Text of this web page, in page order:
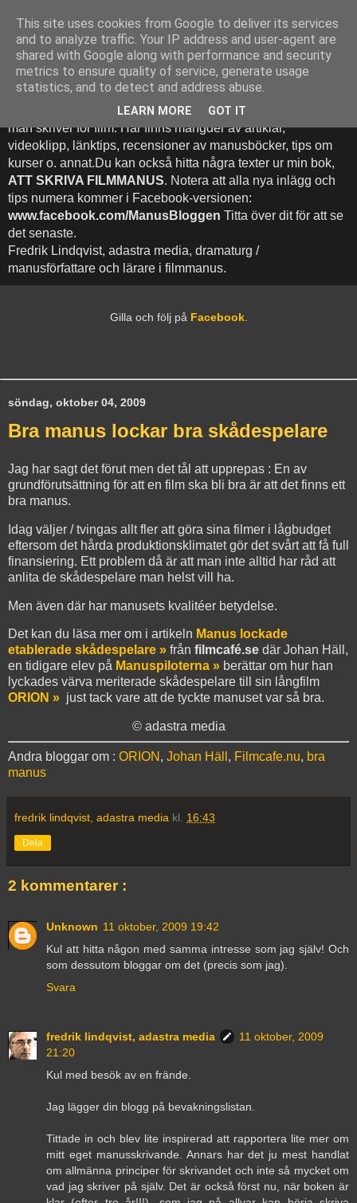
Att Skriva Filmmanus -
Bloggen
Denna blogg inehhåller runt 500 (!) inlägg med fokus på hur
man skriver för film. Här finns mängder av artiklar,
videoklipp, länktips, recensioner av manusböcker, tips om
kurser o. annat.Du kan också hitta några texter ur min bok,
ATT SKRIVA FILMMANUS. Notera att alla nya inlägg och
tips numera kommer i Facebook-versionen:
www.facebook.com/ManusBloggen Titta över dit för att se
det senaste.
Fredrik Lindqvist, adastra media, dramaturg /
manusförfattare och lärare i filmmanus.
Gilla och följ på Facebook.
söndag, oktober 04, 2009
Bra manus lockar bra skådespelare
Jag har sagt det förut men det tål att upprepas : En av
grundförutsättning för att en film ska bli bra är att det finns ett
bra manus.
Idag väljer / tvingas allt fler att göra sina filmer i lågbudget
eftersom det hårda produktionsklimatet gör det svårt att få full
finansiering. Ett problem då är att man inte alltid har råd att
anlita de skådespelare man helst vill ha.
Men även där har manusets kvalitéer betydelse.
Det kan du läsa mer om i artikeln Manus lockade
etablerade skådespelare » från filmcafé.se där Johan Häll,
en tidigare elev på Manuspiloterna » berättar om hur han
lyckades värva meriterade skådespelare till sin långfilm
ORION » just tack vare att de tyckte manuset var så bra.
© adastra media
Andra bloggar om : ORION , Johan Häll , Filmcafe.nu, bra
manus
fredrik lindqvist, adastra media kl. 16:43
Dela
2 kommentarer :
Unknown 11 oktober, 2009 19:42
Kul att hitta någon med samma intresse som jag själv! Och
som dessutom bloggar om det (precis som jag).
Svara
fredrik lindqvist, adastra media
11 oktober, 2009
21:20
Kul med besök av en frände.
Jag lägger din blogg på bevakningslistan.
Tittade in och blev lite inspirerad att rapportera lite mer om
mitt eget manusskrivande. Annars har det ju mest handlat
om allmänna principer för skrivandet och inte så mycket om
vad jag skriver på själv. Det är också först nu, när boken är
This site uses cookies from Google to deliver its services
and to analyze traffic. Your IP address and user-agent are
shared with Google along with performance and security
metrics to ensure quality of service, generate usage
statistics, and to detect and address abuse.
LEARN MORE GOT IT